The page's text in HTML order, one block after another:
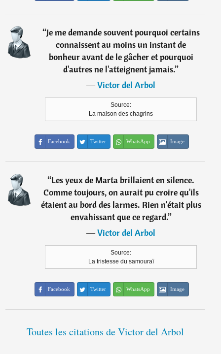
“Je me demande souvent pourquoi certains
connaissent au moins un instant de
bonheur avant de le gâcher et pourquoi
d'autres ne l'atteignent jamais.”
―Victor del Arbol
Source:
La maison des chagrins
Facebook Twitter WhatsApp Image
“Les yeux de Marta brillaient en silence.
Comme toujours, on aurait pu croire qu'ils
étaient au bord des larmes. Rien n'était plus
envahissant que ce regard.”
―Victor del Arbol
Source:
La tristesse du samouraï
Facebook Twitter WhatsApp Image
Toutes les citations de Victor del Arbol